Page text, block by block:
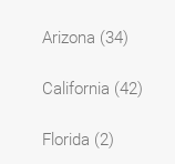
Arizona (34)
California (42)
Florida (2)